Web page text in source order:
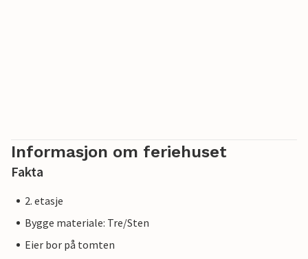
Informasjon om feriehuset
Fakta
2. etasje
Bygge materiale: Tre/Sten
Eier bor på tomten